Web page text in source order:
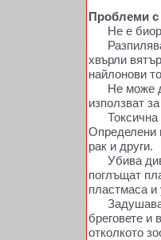
Проблеми с
Не е
Разпилява
хвърли
найлонови
Не може да
използват
Токсична
Определени
рак и други.
Убива
поглъщат
пластмаса и
Задушава
бреговете и
отколкото